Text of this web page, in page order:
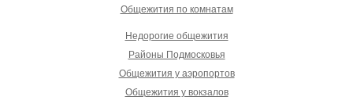
Общежития по комнатам
Недорогие общежития
Районы Подмосковья
Общежития у аэропортов
Общежития у вокзалов